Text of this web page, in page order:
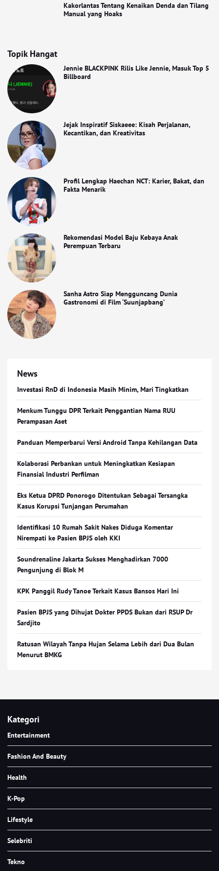
Kakorlantas Tentang Kenaikan Denda dan Tilang
Manual yang Hoaks
Topik Hangat
Jennie BLACKPINK Rilis Like Jennie, Masuk Top 5
Billboard
Jejak Inspiratif Siskaeee: Kisah Perjalanan,
Kecantikan, dan Kreativitas
Profil Lengkap Haechan NCT: Karier, Bakat, dan
Fakta Menarik
Rekomendasi Model Baju Kebaya Anak
Perempuan Terbaru
Sanha Astro Siap Mengguncang Dunia
Gastronomi di Film ‘Suunjapbang’
News
Investasi RnD di Indonesia Masih Minim, Mari Tingkatkan
Menkum Tunggu DPR Terkait Penggantian Nama RUU
Perampasan Aset
Panduan Memperbarui Versi Android Tanpa Kehilangan Data
Kolaborasi Perbankan untuk Meningkatkan Kesiapan
Finansial Industri Perfilman
Eks Ketua DPRD Ponorogo Ditentukan Sebagai Tersangka
Kasus Korupsi Tunjangan Perumahan
Identifikasi 10 Rumah Sakit Nakes Diduga Komentar
Nirempati ke Pasien BPJS oleh KKI
Soundrenaline Jakarta Sukses Menghadirkan 7000
Pengunjung di Blok M
KPK Panggil Rudy Tanoe Terkait Kasus Bansos Hari Ini
Pasien BPJS yang Dihujat Dokter PPDS Bukan dari RSUP Dr
Sardjito
Ratusan Wilayah Tanpa Hujan Selama Lebih dari Dua Bulan
Menurut BMKG
Kategori
Entertainment
Fashion And Beauty
Health
K-Pop
Lifestyle
Selebriti
Tekno